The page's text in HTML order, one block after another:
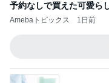
予約なしで買えた可愛ら
Amebaトピックス 1日前